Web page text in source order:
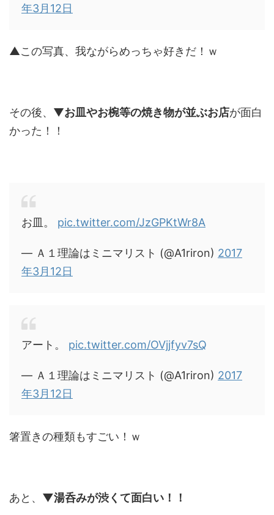
年3月12日
▲この写真、我ながらめっちゃ好きだ！ｗ
その後、▼お皿やお椀等の焼き物が並ぶお店が面白
かった！！
お皿。 pic.twitter.com/JzGPKtWr8A
— Ａ１理論はミニマリスト (@A1riron) 2017
年3月12日
アート。 pic.twitter.com/OVjjfyv7sQ
— Ａ１理論はミニマリスト (@A1riron) 2017
年3月12日
箸置きの種類もすごい！ｗ
あと、 ▼湯呑みが渋くて面白い！！